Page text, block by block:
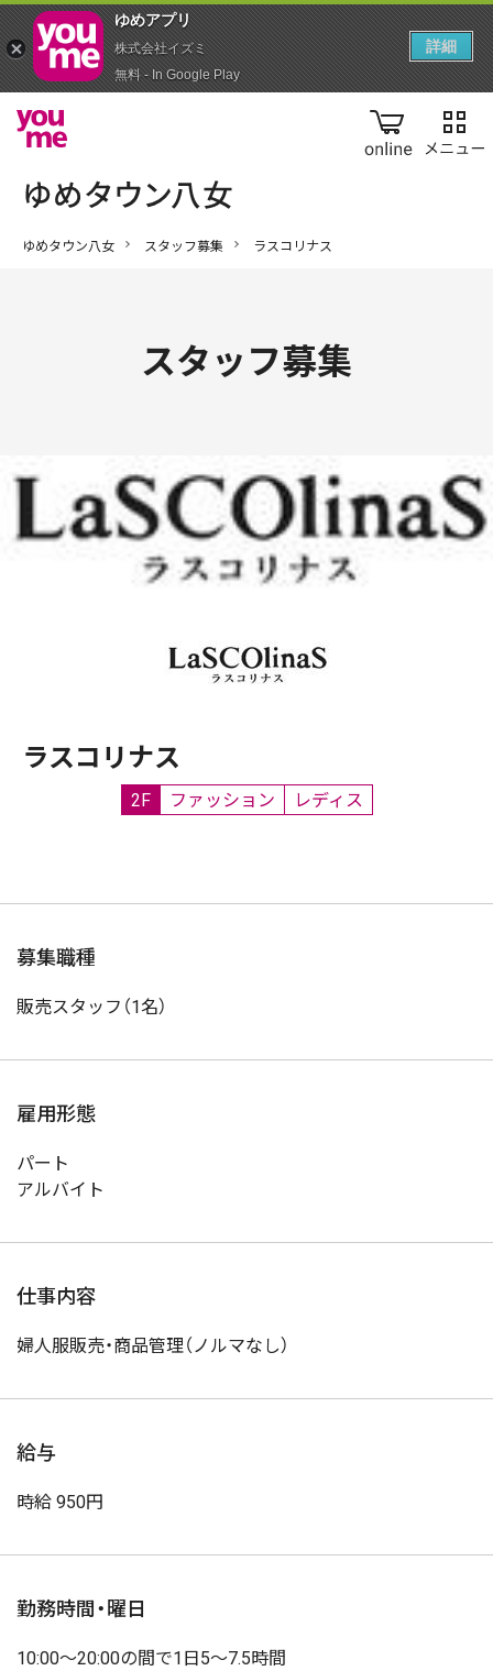
online
ゆめタウン八女 スタッフ募集 ラスコリナス
スタッフ募集
ラスコリナス
2F ファッション レディス
募集職種
販売スタッフ（1名）
雇用形態
パート
アルバイト
仕事内容
婦人服販売・商品管理（ノルマなし）
給与
時給 950円
勤務時間・曜日
10:00～20:00の間で1日5～7.5時間
ゆめアプ‪リ‬
株式会社イズミ
無料 - In Google Play
詳細